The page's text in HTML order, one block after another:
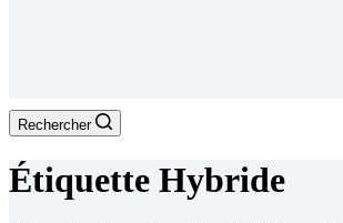
Rechercher
Étiquette Hybride